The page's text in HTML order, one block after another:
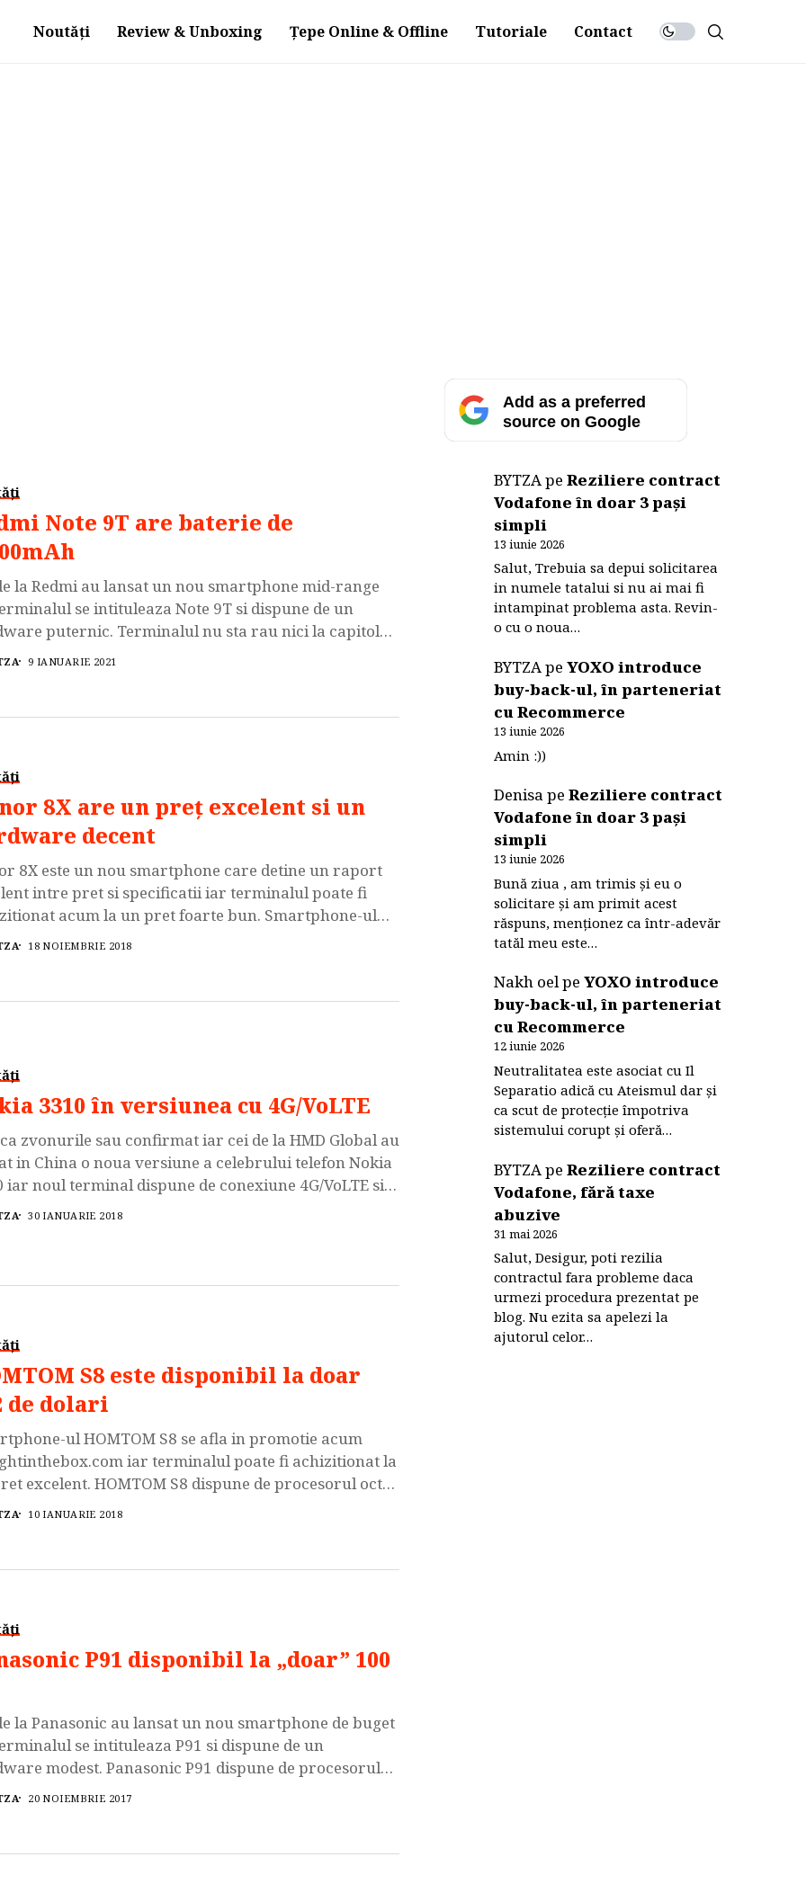
Noutăți Review & Unboxing Țepe Online & Offline Tutoriale Contact
Note 9T are baterie de
la Redmi au lansat un nou smartphone mid-range
se intituleaza Note 9T si dispune de un
puternic. Terminalul nu sta rau nici la capitolul
x 2.4GHz […]
9 IANUARIE 2021
8X are un preț excelent si un
decent
8X este un nou smartphone care detine un raport
intre pret si specificatii iar terminalul poate fi
acum la un pret foarte bun. Smartphone-ul
18 NOIEMBRIE 2018
3310 în versiunea cu 4G/VoLTE
zvonurile sau confirmat iar cei de la HMD Global au
in China o noua versiune a celebrului telefon Nokia
iar noul terminal dispune de conexiune 4G/VoLTE si
30 IANUARIE 2018
S8 este disponibil la doar
de dolari
ul HOMTOM S8 se afla in promotie acum
iar terminalul poate fi achizitionat la
excelent. HOMTOM S8 dispune de procesorul octa-
Camera foto principala este […]
10 IANUARIE 2018
P91 disponibil la „doar” 100
la Panasonic au lansat un nou smartphone de buget
se intituleaza P91 si dispune de un
modest. Panasonic P91 dispune de procesorul
[…]
20 NOIEMBRIE 2017
Add as a preferred
source on Google
BYTZApeReziliere contract
Vodafone în doar 3 pași
simpli
13 iunie 2026
Salut, Trebuia sa depui solicitarea
in numele tatalui si nu ai mai fi
intampinat problema asta. Revin-
o cu o noua…
BYTZApeYOXO introduce
buy-back-ul, în parteneriat
cu Recommerce
13 iunie 2026
Amin :))
DenisapeReziliere contract
Vodafone în doar 3 pași
simpli
13 iunie 2026
Bună ziua , am trimis și eu o
solicitare și am primit acest
răspuns, menționez ca într-adevăr
tatăl meu este…
Nakh oelpeYOXO introduce
buy-back-ul, în parteneriat
cu Recommerce
12 iunie 2026
Neutralitatea este asociat cu Il
Separatio adică cu Ateismul dar și
ca scut de protecție împotriva
sistemului corupt și oferă…
BYTZApeReziliere contract
Vodafone, fără taxe
abuzive
31 mai 2026
Salut, Desigur, poti rezilia
contractul fara probleme daca
urmezi procedura prezentat pe
blog. Nu ezita sa apelezi la
ajutorul celor…